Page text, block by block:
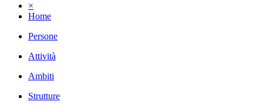
×
Home
Persone
Attività
Ambiti
Strutture